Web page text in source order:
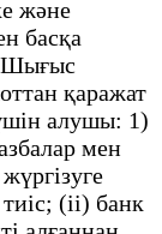
және
басқа
Шығыс
қаражат
алушы: 1)
мен
тиіс; (ii) банк